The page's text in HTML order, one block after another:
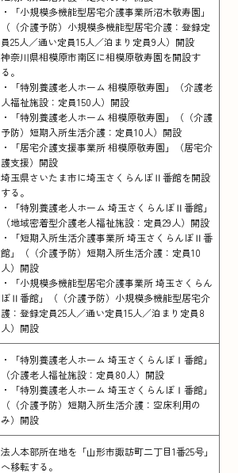
・「小規模多機能型居宅介護事業所沼木敬寿園」
（（介護予防）小規模多機能型居宅介護：登録定
員25人／通い定員15人／泊まり定員9人）開設
神奈川県相模原市南区に相模原敬寿園を開設す
る。
・「特別養護老人ホーム 相模原敬寿園」（介護老
人福祉施設：定員150人）開設
・「特別養護老人ホーム 相模原敬寿園」（（介護
予防）短期入所生活介護：定員10人）開設
・「居宅介護支援事業所 相模原敬寿園」（居宅介
護支援）開設
埼玉県さいたま市に埼玉さくらんぼⅡ番館を開設
する。
・「特別養護老人ホーム 埼玉さくらんぼⅡ番館」
（地域密着型介護老人福祉施設：定員29人）開設
・「短期入所生活介護事業所 埼玉さくらんぼⅡ番
館」（（介護予防）短期入所生活介護：定員10
人）開設
・「小規模多機能型居宅介護事業所 埼玉さくらん
ぼⅡ番館」（（介護予防）小規模多機能型居宅介
護：登録定員25人／通い定員15人／泊まり定員8
人）開設
・「特別養護老人ホーム 埼玉さくらんぼⅠ番館」
（介護老人福祉施設：定員80人）開設
・「特別養護老人ホーム 埼玉さくらんぼⅠ番館」
（（介護予防）短期入所生活介護：空床利用の
み）開設
法人本部所在地を「山形市諏訪町二丁目1番25号」
へ移転する。